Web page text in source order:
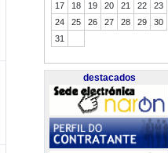
17
18 19 20 21 22
23
24
25 26 27 28 29
30
31
destacados